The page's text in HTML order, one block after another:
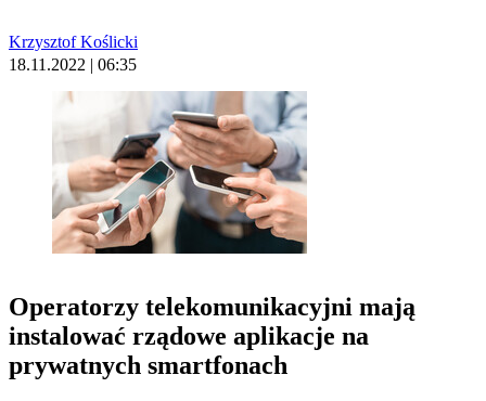
Krzysztof Koślicki
18.11.2022 | 06:35
Operatorzy telekomunikacyjni mają
instalować rządowe aplikacje na
prywatnych smartfonach